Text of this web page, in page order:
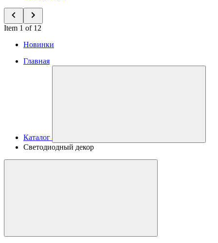
Item 1 of 12
Новинки
Главная
Каталог
Светодиодный декор